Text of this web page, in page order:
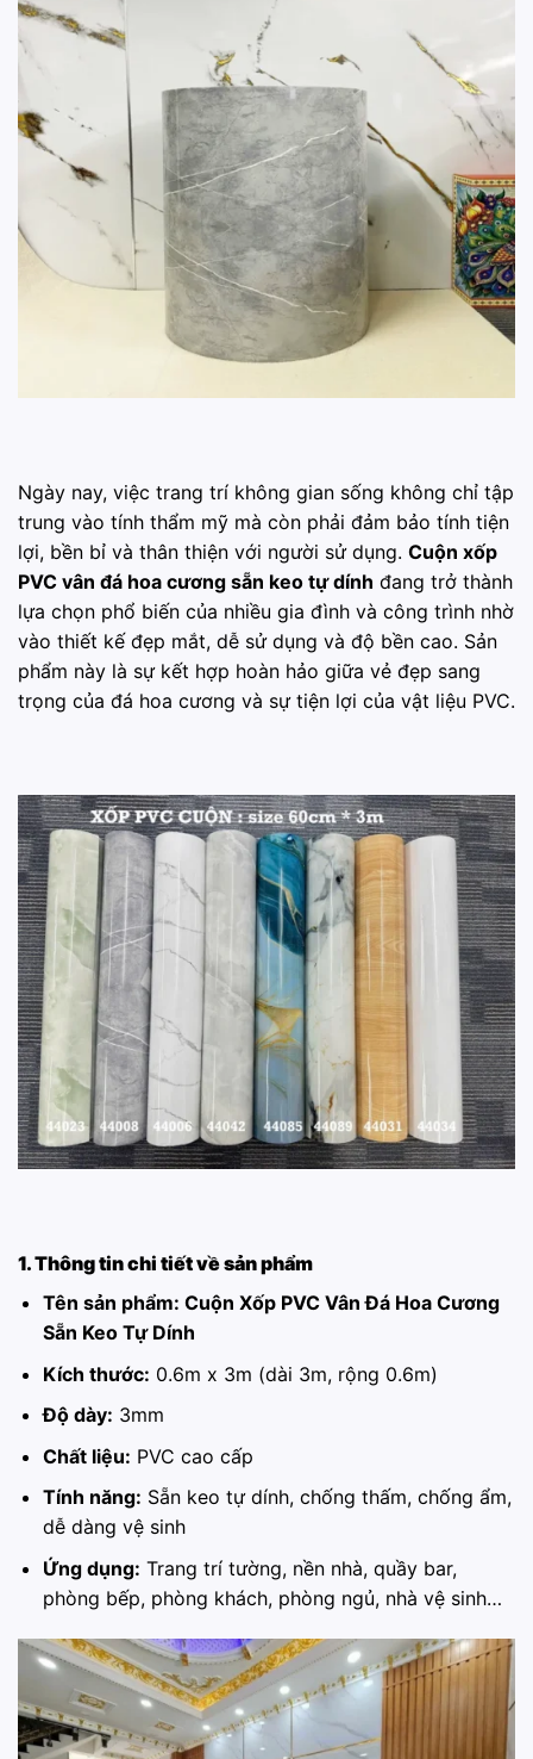
Ngày nay, việc trang trí không gian sống không chỉ tập
trung vào tính thẩm mỹ mà còn phải đảm bảo tính tiện
lợi, bền bỉ và thân thiện với người sử dụng. Cuộn xốp
PVC vân đá hoa cương sẵn keo tự dính đang trở thành
lựa chọn phổ biến của nhiều gia đình và công trình nhờ
vào thiết kế đẹp mắt, dễ sử dụng và độ bền cao. Sản
phẩm này là sự kết hợp hoàn hảo giữa vẻ đẹp sang
trọng của đá hoa cương và sự tiện lợi của vật liệu PVC.
1. Thông tin chi tiết về sản phẩm
Tên sản phẩm: Cuộn Xốp PVC Vân Đá Hoa Cương
Sẵn Keo Tự Dính
Kích thước: 0.6m x 3m (dài 3m, rộng 0.6m)
Độ dày: 3mm
Chất liệu: PVC cao cấp
Tính năng: Sẵn keo tự dính, chống thấm, chống ẩm,
dễ dàng vệ sinh
Ứng dụng: Trang trí tường, nền nhà, quầy bar,
phòng bếp, phòng khách, phòng ngủ, nhà vệ sinh…